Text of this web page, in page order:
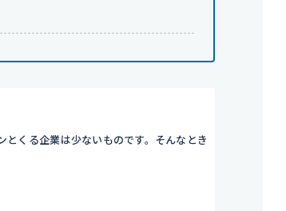
くる企業は少ないものです。そんなとき